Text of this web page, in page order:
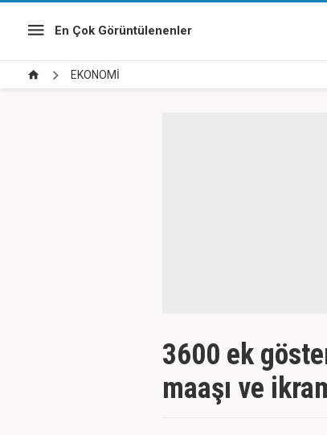
En Çok Görüntülenenler
EKONOMİ
3600 ek
maaşı ve